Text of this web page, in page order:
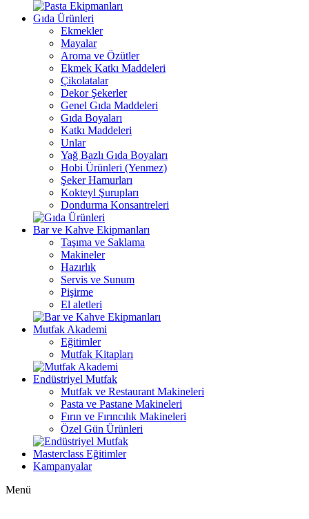
Gıda Ürünleri
Ekmekler
Mayalar
Aroma ve Özütler
Ekmek Katkı Maddeleri
Çikolatalar
Dekor Şekerler
Genel Gıda Maddeleri
Gıda Boyaları
Katkı Maddeleri
Unlar
Yağ Bazlı Gıda Boyaları
Hobi Ürünleri (Yenmez)
Şeker Hamurları
Kokteyl Şurupları
Dondurma Konsantreleri
Bar ve Kahve Ekipmanları
Taşıma ve Saklama
Makineler
Hazırlık
Servis ve Sunum
Pişirme
El aletleri
Mutfak Akademi
Eğitimler
Mutfak Kitapları
Endüstriyel Mutfak
Mutfak ve Restaurant Makineleri
Pasta ve Pastane Makineleri
Fırın ve Fırıncılık Makineleri
Özel Gün Ürünleri
Masterclass Eğitimler
Kampanyalar
Menü